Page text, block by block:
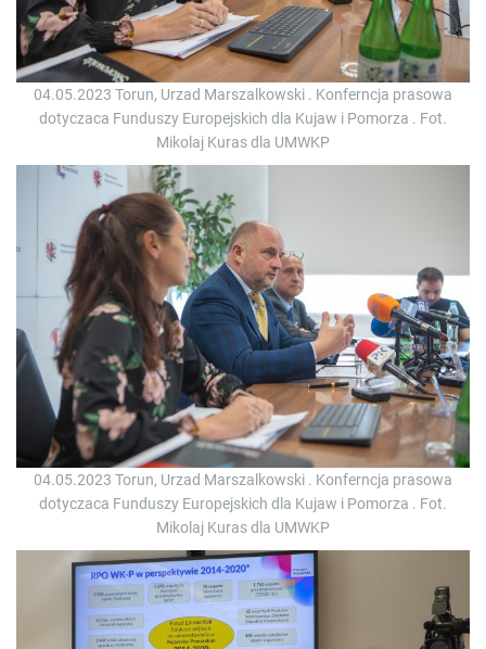
04.05.2023 Torun, Urzad Marszalkowski . Konferncja prasowa
dotyczaca Funduszy Europejskich dla Kujaw i Pomorza . Fot.
Mikolaj Kuras dla UMWKP
04.05.2023 Torun, Urzad Marszalkowski . Konferncja prasowa
dotyczaca Funduszy Europejskich dla Kujaw i Pomorza . Fot.
Mikolaj Kuras dla UMWKP